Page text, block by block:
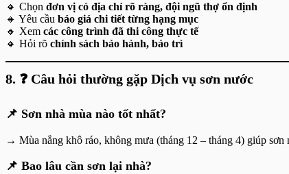
🔸 Chọn đơn vị có địa chỉ rõ ràng, đội ngũ thợ ổn định
🔸 Yêu cầu báo giá chi tiết từng hạng mục
🔸 Xem các công trình đã thi công thực tế
🔸 Hỏi rõ chính sách bảo hành, bảo trì
8. ❓ Câu hỏi thường gặp Dịch vụ sơn nước
📌 Sơn nhà mùa nào tốt nhất?
→ Mùa nắng khô ráo, không mưa (tháng 12 – tháng 4) giúp sơn
📌 Bao lâu cần sơn lại nhà?